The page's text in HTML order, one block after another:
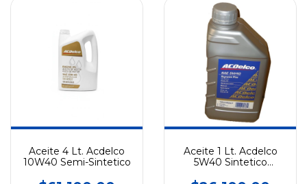
Aceite 4 Lt. Acdelco
10W40 Semi-Sintetico
Aceite 1 Lt. Acdelco
5W40 Sintetico